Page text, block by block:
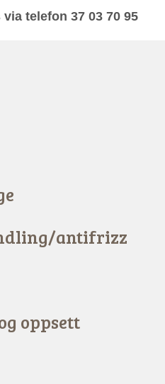
telefon 37 03 70 95
antifrizz
oppsett